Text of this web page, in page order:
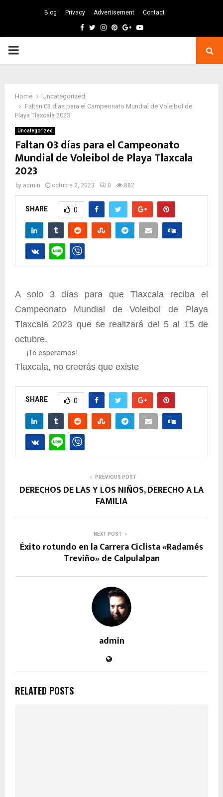
Blog Privacy Advertisement Contact
Facebook
TwitterInstagram
Pinterest
GoogleYoutube
PRIMARY
Home
Uncategorized
Faltan 03 días para el Campeonato Mundial de Voleibol de
Playa Tlaxcala 2023
Uncategorized
Faltan 03 días para el Campeonato
Mundial de Voleibol de Playa Tlaxcala
2023
by admin octubre 2, 2023 0 882
SHARE 0
A solo 3 días para que Tlaxcala reciba el
Campeonato Mundial de Voleibol de Playa
Tlaxcala 2023 que se realizará del 5 al 15 de
octubre.
¡Te esperamos!
Tlaxcala, no creerás que existe
SHARE 0
PREVIOUS POST
DERECHOS DE LAS Y LOS NIÑOS, DERECHO A LA
FAMILIA
NEXT POST
Éxito rotundo en la Carrera Ciclista «Radamés
Treviño» de Calpulalpan
admin
RELATED POSTS